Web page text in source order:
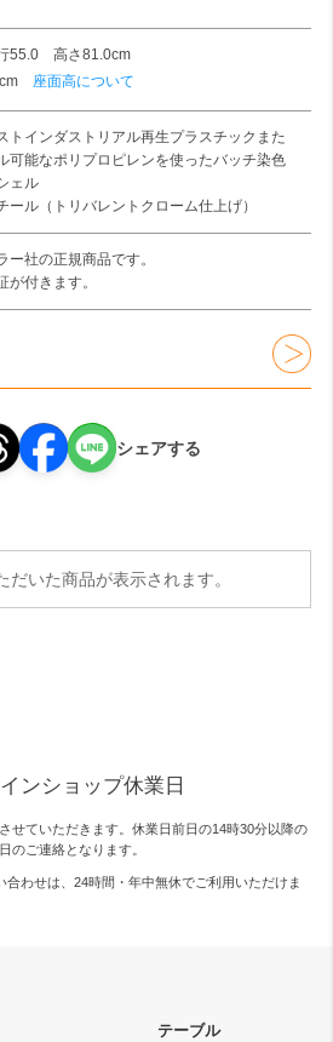
55.0 高さ81.0cm
座面高について
トインダストリアル再生プラスチックまた
可能なポリプロピレンを使ったバッチ染色
ェル
ール（トリバレントクローム仕上げ）
ー社の正規商品です。
が付きます。
シェアする
だいた商品が表示されます。
ンショップ休業日
せていただきます。休業日前日の14時30分以降の
のご連絡となります。
わせは、 24時間・年中無休でご利用いただけま
テーブル